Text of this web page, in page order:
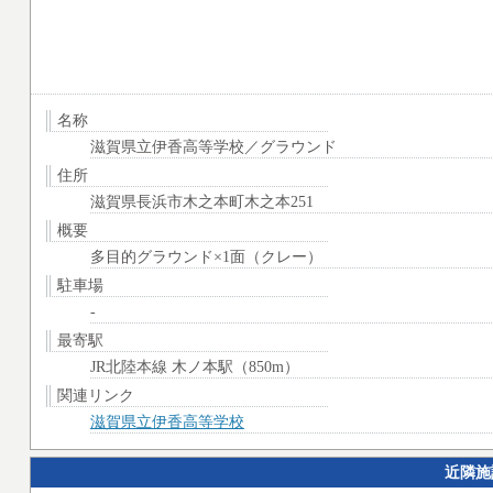
名称
滋賀県立伊香高等学校／グラウンド
住所
滋賀県長浜市木之本町木之本251
概要
多目的グラウンド×1面（クレー）
駐車場
-
最寄駅
JR北陸本線 木ノ本駅（850m）
関連リンク
滋賀県立伊香高等学校
近隣